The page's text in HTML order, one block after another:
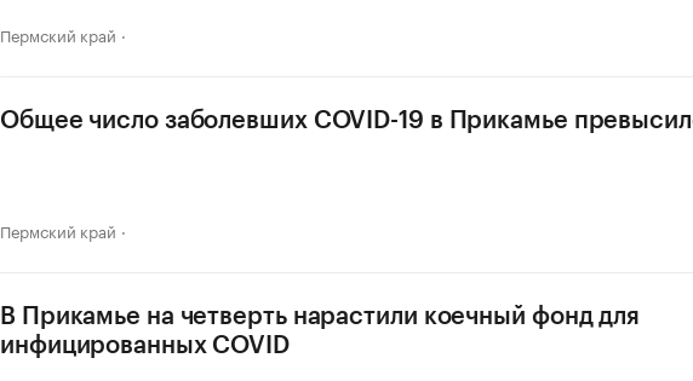
Пермский край
Общее число заболевших COVID-19 в Прикамье
Пермский край
В Прикамье на четверть нарастили коечный фонд для
инфицированных COVID